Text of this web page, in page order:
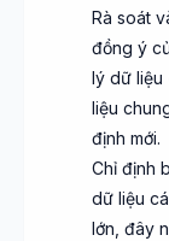
Rà soát
đồng ý
lý dữ liệu
liệu
định mới.
Chỉ định
dữ liệu
lớn, đây